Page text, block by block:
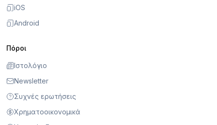
iOS
Android
Πόροι
Ιστολόγιο
Newsletter
Συχνές ερωτήσεις
Χρηματοοικονομικά